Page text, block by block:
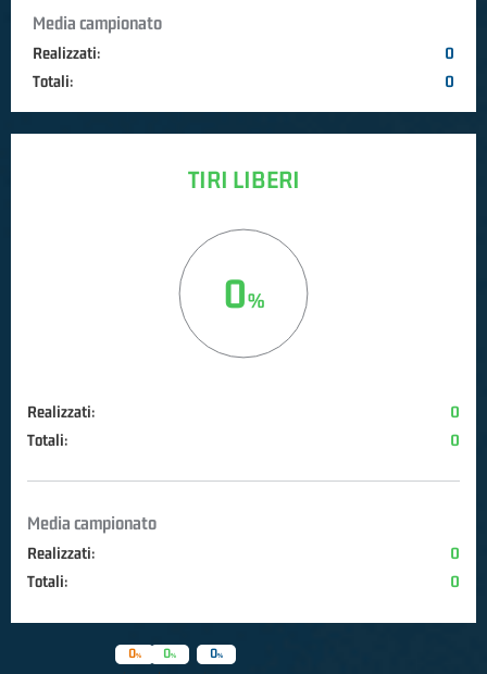
Media campionato
Realizzati:
0
Totali:
0
TIRI LIBERI
0
Realizzati:
0
Totali:
0
Media campionato
Realizzati:
0
Totali:
0
0
0 0